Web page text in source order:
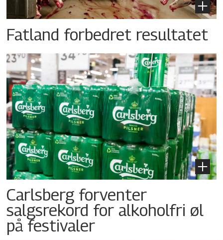
Fatland forbedret resultatet
Carlsberg forventer
salgsrekord for alkoholfri øl
på festivaler